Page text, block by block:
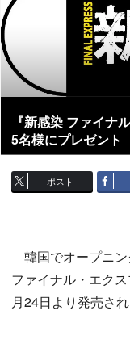
『新感染 ファイナ
5名様にプレゼント
ポスト
韓国でオープニ
ファイナル・エク
月24日より発売され